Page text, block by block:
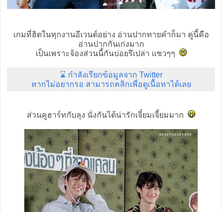
เกมที่ฮิตในทุกงานอีเวนต์อย่าง อ่านปากทายคำก็มา คู่นี้คือ
อ่านปากกันเก่งมาก
เป็นเพราะจ้องส่วนนี้กันบ่อยรึเปล่า แซวๆๆ
⌛ กำลังเรียกข้อมูลจาก Twitter
หากไม่อยากรอ สามารถคลิกเพื่อดูเนื้อหาได้เลย
ส่วนคูฮาร์ทกับลุง นั่งกันได้น่ารักเจี๋ยมเจี้ยมมาก